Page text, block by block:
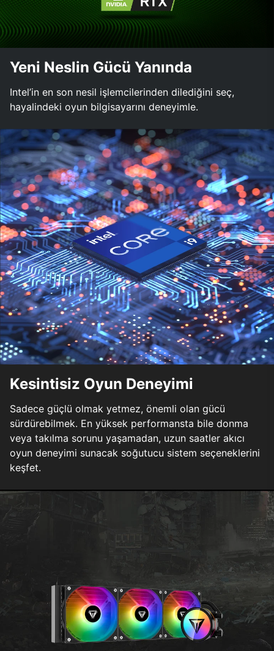
Yeni Neslin Gücü Yanında
Intel’in en son nesil işlemcilerinden dilediğini seç,
hayalindeki oyun bilgisayarını deneyimle.
Kesintisiz Oyun Deneyimi
Sadece güçlü olmak yetmez, önemli olan gücü
sürdürebilmek. En yüksek performansta bile donma
veya takılma sorunu yaşamadan, uzun saatler akıcı
oyun deneyimi sunacak soğutucu sistem seçeneklerini
keşfet.